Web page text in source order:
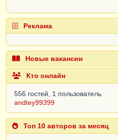
Реклама
Новые вакансии
Кто онлайн
556 гостей, 1 пользователь
andtey99399
Топ 10 авторов за месяц